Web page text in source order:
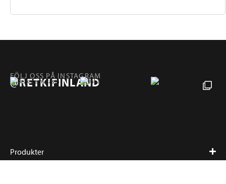
FÖLJ OSS PÅ INSTAGRAM
@RETKIFINLAND
Produkter